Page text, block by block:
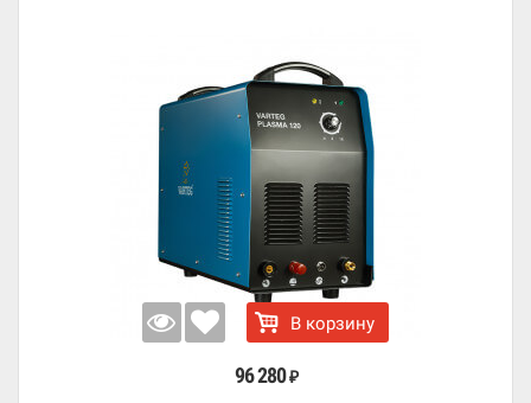
В корзину
96 280 ₽